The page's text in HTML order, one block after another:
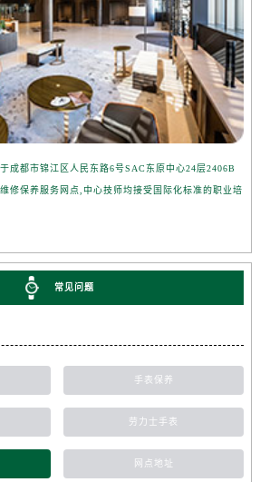
成都市锦江区人民东路6号SAC东原中心24层2406B
修保养服务网点,中心技师均接受国际化标准的职业培
常见问题
手表保养
劳力士手表
网点地址